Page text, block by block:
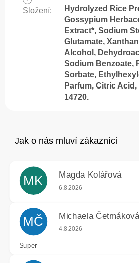
Složení:
Hydrolyzed Rice
Gossypium
Extract*, Sodium
Glutamate,
Alcohol,
Sodium Benzoate,
Sorbate,
Parfum, Citric Acid,
14720.
MK Magda Kolářová
Hodnocení obchodu je 5 z
6.8.2026
MČ Michaela
Hodnocení obchodu je 5 z
4.8.2026
Super